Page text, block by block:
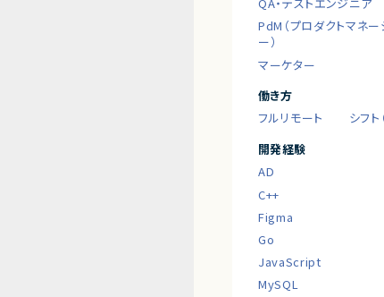
PdM（プロダクトマネー
ー）
マーケター
働き方
フルリモート
シフト
開発経験
AD
C++
Figma
Go
JavaScript
MySQL